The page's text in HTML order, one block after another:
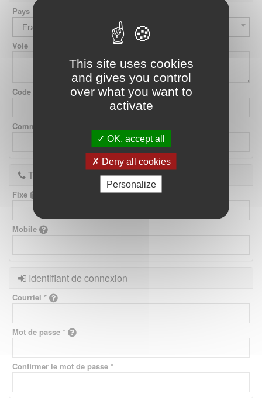
Pays
France
Voie
Code postal
Commune
Téléphones
Fixe
Mobile
Identifiant de connexion
Courriel *
Mot de passe *
Confirmer le mot de passe *
This site uses cookies
and gives you control
over what you want to
activate
OK, accept all
Deny all cookies
Personalize